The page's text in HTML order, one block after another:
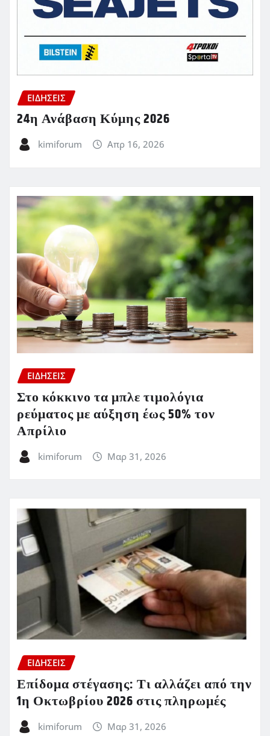
ΕΙΔΗΣΕΙΣ
24η Ανάβαση Κύμης 2026
kimiforum Απρ 16, 2026
ΕΙΔΗΣΕΙΣ
Στο κόκκινο τα μπλε τιμολόγια
ρεύματος με αύξηση έως 50% τον
Απρίλιο
kimiforum Μαρ 31, 2026
ΕΙΔΗΣΕΙΣ
Επίδομα στέγασης: Τι αλλάζει από την
1η Οκτωβρίου 2026 στις πληρωμές
kimiforum Μαρ 31, 2026